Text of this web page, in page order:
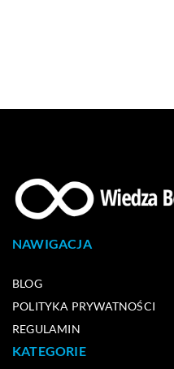
NAWIGACJA
BLOG
POLITYKA PRYWATNOŚCI
REGULAMIN
KATEGORIE